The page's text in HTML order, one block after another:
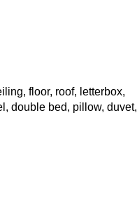
floor, roof, letterbox,
double bed, pillow, duvet,